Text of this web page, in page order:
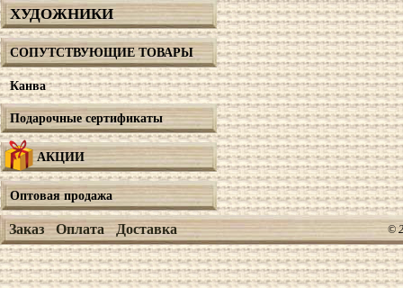
ХУДОЖНИКИ
СОПУТСТВУЮЩИЕ ТОВАРЫ
Канва
Подарочные сертификаты
АКЦИИ
Оптовая продажа
Заказ Оплата Доставка ©